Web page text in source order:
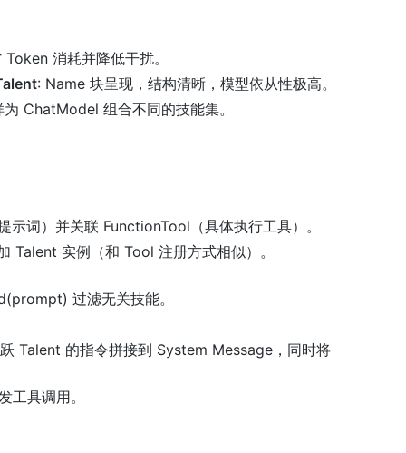
消耗并降低干扰。
: Name 块呈现，结构清晰，模型依从性极高。
ChatModel 组合不同的技能集。
词）并关联 FunctionTool（具体执行工具）。
实例（和 Tool 注册方式相似）。
过滤无关技能。
Talent 的指令拼接到 System Message，同时将
工具调用。